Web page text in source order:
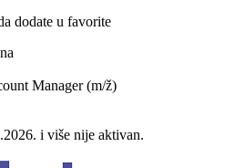
dodate u favorite
Manager (m/ž)
i više nije aktivan.